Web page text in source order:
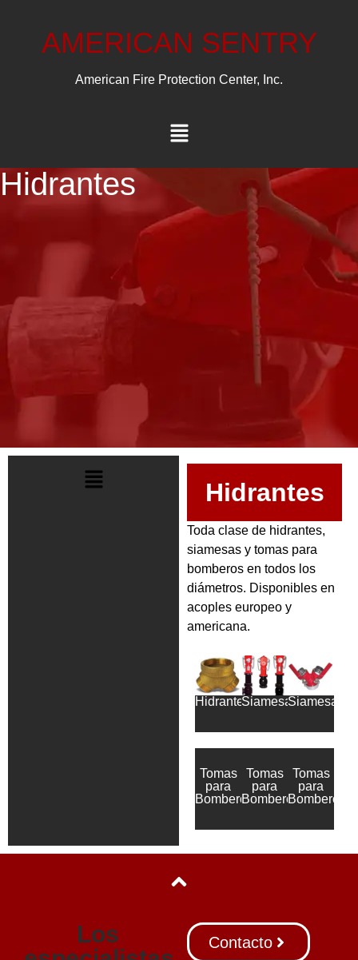
AMERICAN SENTRY
American Fire Protection Center, Inc.
Hidrantes
Hidrantes
Toda clase de hidrantes,
siamesas y tomas para
bomberos en todos los
diámetros. Disponibles en
acoples europeo y
americana.
HidrantesSiamesasSiamesas
Tomas
para
Bomberos
Tomas
para
Bomberos
Tomas
para
Bomberos
Los
Contacto